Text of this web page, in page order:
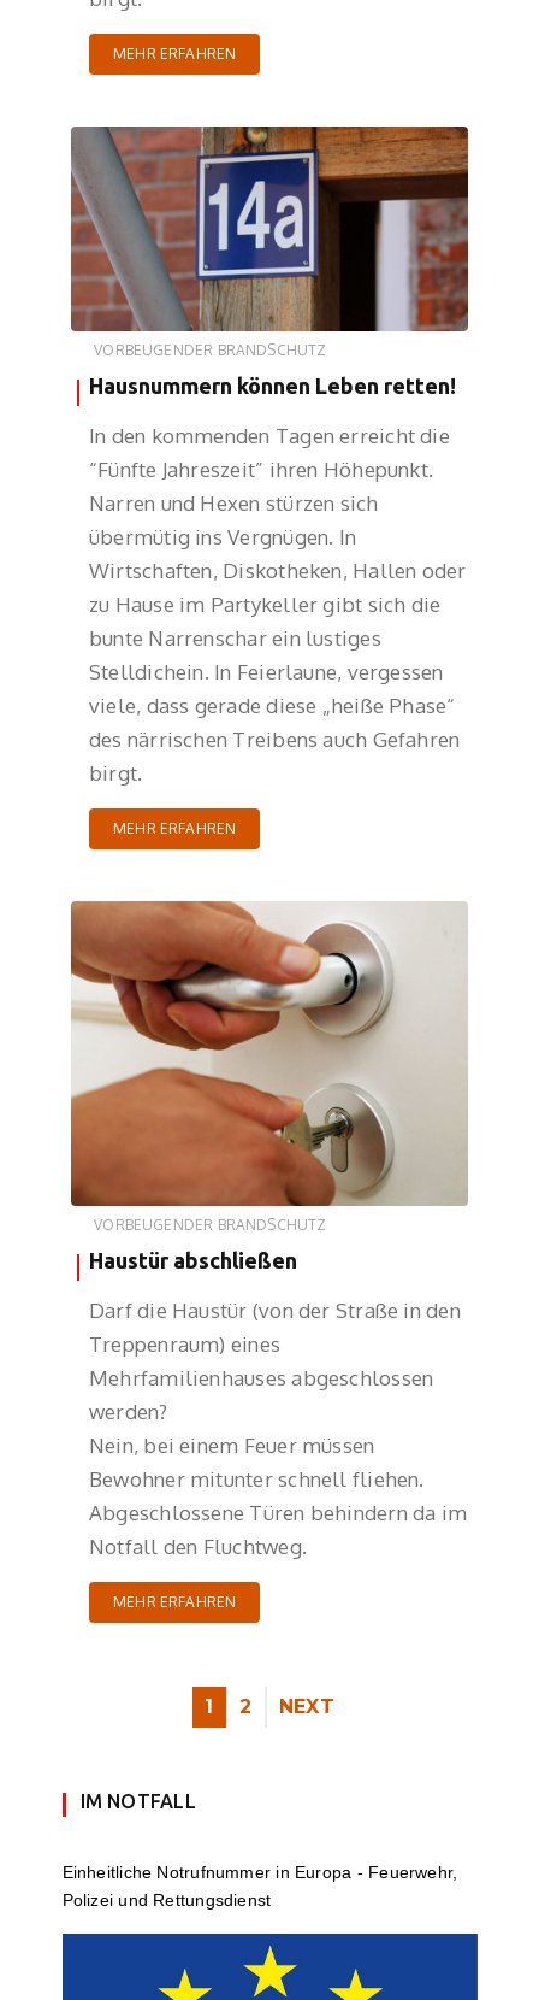
MEHR ERFAHREN
VORBEUGENDER BRANDSCHUTZ
Hausnummern können Leben retten!
In den kommenden Tagen erreicht die
“Fünfte Jahreszeit” ihren Höhepunkt.
Narren und Hexen stürzen sich
übermütig ins Vergnügen. In
Wirtschaften, Diskotheken, Hallen oder
zu Hause im Partykeller gibt sich die
bunte Narrenschar ein lustiges
Stelldichein. In Feierlaune, vergessen
viele, dass gerade diese „heiße Phase“
des närrischen Treibens auch Gefahren
birgt.
MEHR ERFAHREN
VORBEUGENDER BRANDSCHUTZ
Haustür abschließen
Darf die Haustür (von der Straße in den
Treppenraum) eines
Mehrfamilienhauses abgeschlossen
werden?
Nein, bei einem Feuer müssen
Bewohner mitunter schnell fliehen.
Abgeschlossene Türen behindern da im
Notfall den Fluchtweg.
MEHR ERFAHREN
1 2 NEXT
IM NOTFALL
Einheit­li­che Notruf­num­mer in Europa - Feuerwehr,
Polizei und Rettungs­dienst